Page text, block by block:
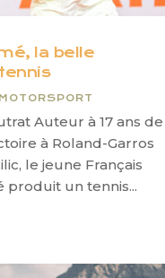
la belle
MOTORSPORT
Auteur à 17 ans de
à Roland-Garros
le jeune Français
produit un tennis...